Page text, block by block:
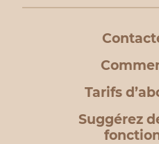
Tarifs
Suggérez